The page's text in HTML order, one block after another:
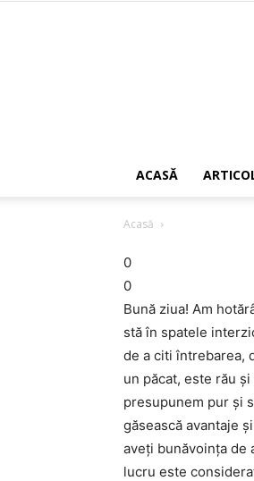
ACASĂ
Acasă
0
0
Bună ziua! Am
stă în spatele
de a citi întrebarea,
un păcat, este rău
presupunem pur și
găsească avantaje
aveți bunăvoința de
lucru este